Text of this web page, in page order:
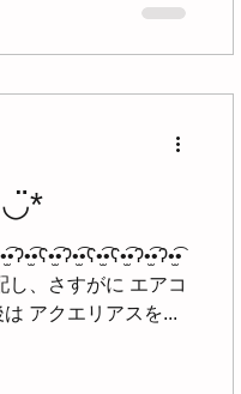
◡̈*
し、さすがに エアコ
アクエリアスを...